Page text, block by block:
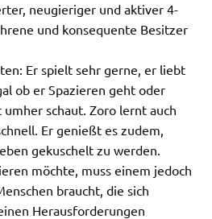
neugieriger und aktiver 4-
und konsequente Besitzer
Er spielt sehr gerne, er liebt
ob er Spazieren geht oder
schaut. Zoro lernt auch
Er genießt es zudem,
gekuschelt zu werden.
möchte, muss einem jedoch
braucht, die sich
Herausforderungen